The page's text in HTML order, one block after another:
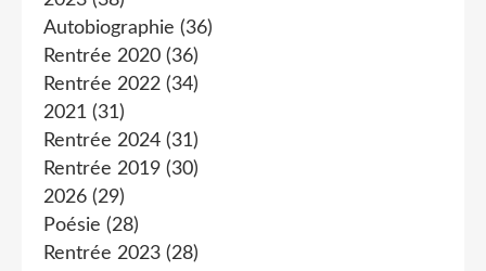
Autobiographie (36)
Rentrée 2020 (36)
Rentrée 2022 (34)
2021 (31)
Rentrée 2024 (31)
Rentrée 2019 (30)
2026 (29)
Poésie (28)
Rentrée 2023 (28)